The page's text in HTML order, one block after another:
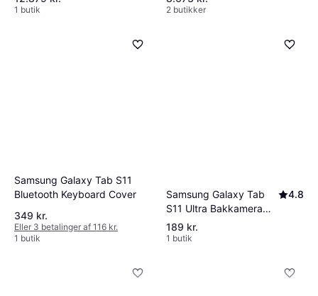
1 butik 2 butikker
Samsung Galaxy Tab S11
Bluetooth Keyboard Cover
349 kr.
Eller 3 betalinger af 116 kr.
1 butik
Samsung Galaxy Tab
S11 Ultra Bakkamera
13MP Vid
4.8
189 kr.
1 butik